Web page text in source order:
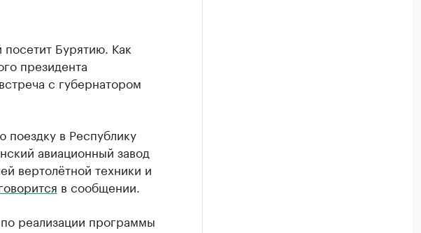
Бурятию. Как
президента
с губернатором
в Республику
авиационный завод
вертолётной техники и
в сообщении.
реализации программы